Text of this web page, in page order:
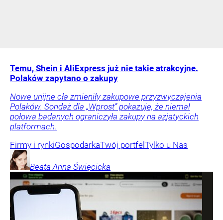
Temu, Shein i AliExpress już nie takie atrakcyjne.
Polaków zapytano o zakupy
Nowe unijne cła zmieniły zakupowe przyzwyczajenia
Polaków. Sondaż dla „Wprost” pokazuje, że niemal
połowa badanych ograniczyła zakupy na azjatyckich
platformach.
Firmy i rynkiGospodarkaTwój portfelTylko u Nas
Beata Anna Święcicka